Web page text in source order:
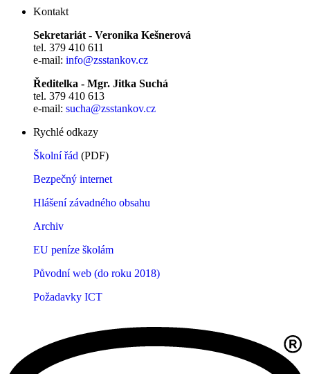
Kontakt
Sekretariát - Veronika Kešnerová
tel. 379 410 611
e-mail: info@zsstankov.cz
Ředitelka - Mgr. Jitka Suchá
tel. 379 410 613
e-mail: sucha@zsstankov.cz
Rychlé odkazy
Školní řád (PDF)
Bezpečný internet
Hlášení závadného obsahu
Archiv
EU peníze školám
Původní web (do roku 2018)
Požadavky ICT